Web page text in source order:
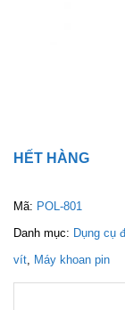
HẾT HÀNG
Mã: POL-801
Danh mục: Dụng cụ
vít, Máy khoan pin